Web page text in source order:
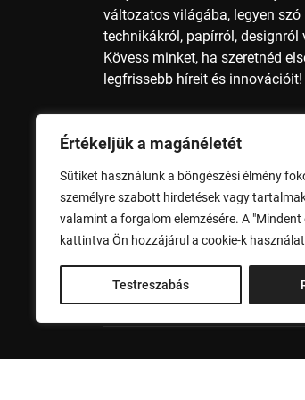
Értékeljük a magánéletét
Sütiket használunk a böngészési élmény
személyre szabott hirdetések vagy
valamint a forgalom elemzésére. A
kattintva Ön hozzájárul a cookie-k
Testreszabás
változatos világába, legyen
technikákról, papírról,
Kövess minket, ha szeretnéd
legfrissebb híreit és innovációit!
Nyomdai méretek, nyomdai
papírméter, A4 méret, A3 méret,
méret, B2 méret, B1 méret, B0
alapszínek, nyomdai
Adatvédelem